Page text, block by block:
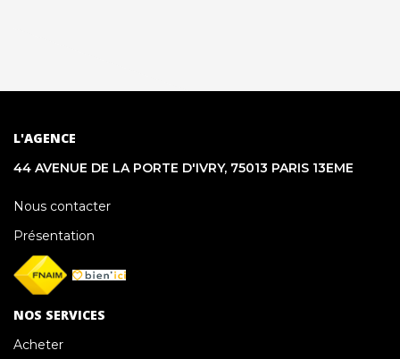
L'AGENCE
44 AVENUE DE LA PORTE D'IVRY, 75013 PARIS 13EME
Nous contacter
Présentation
NOS SERVICES
Acheter